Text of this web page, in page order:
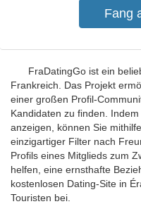
FraDatingGo ist ein
Frankreich. Das Projekt
einer großen Profil-
Kandidaten zu finden.
anzeigen, können Sie
einzigartiger Filter nach
Profils eines Mitglieds zum
helfen, eine ernsthafte
kostenlosen Dating-Site in
Touristen bei.